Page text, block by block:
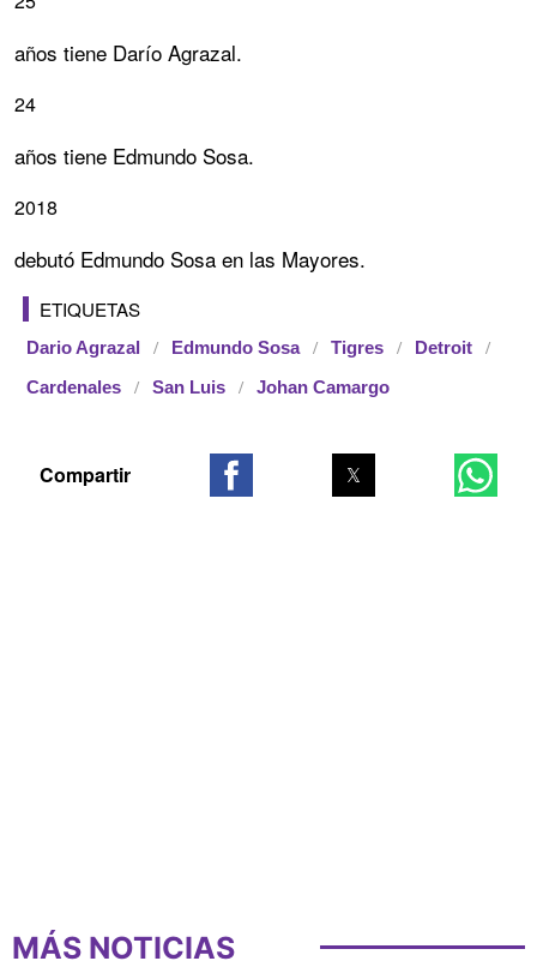
años tiene Darío Agrazal.
24
años tiene Edmundo Sosa.
2018
debutó Edmundo Sosa en las Mayores.
ETIQUETAS
Dario Agrazal Edmundo Sosa Tigres Detroit
Cardenales San Luis Johan Camargo
MÁS NOTICIAS